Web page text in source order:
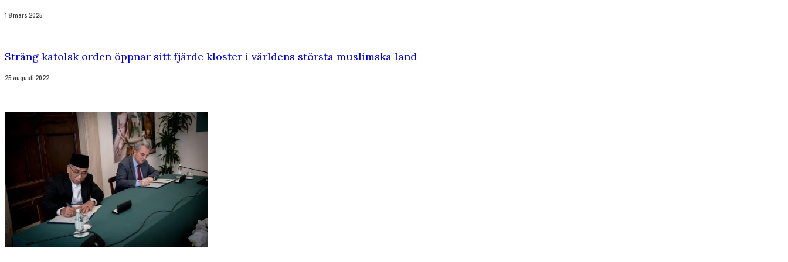
18 mars 2025
Sträng katolsk orden öppnar sitt fjärde kloster i världens största muslimska land
25 augusti 2022